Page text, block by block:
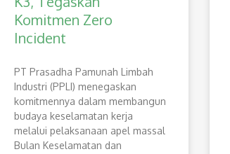
Komitmen Zero
Incident
PT Prasadha Pamunah Limbah
Industri (PPLI) menegaskan
komitmennya dalam membangun
budaya keselamatan kerja
melalui pelaksanaan apel massal
Bulan Keselamatan dan